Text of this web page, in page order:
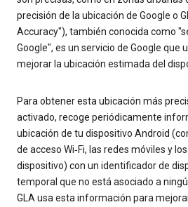
precisión de la ubicación de Google o
Accuracy"), también conocida como
Google", es un servicio de Google que
mejorar la ubicación estimada del
Para obtener esta ubicación más
activado, recoge periódicamente
ubicación de tu dispositivo Android
de acceso Wi‐Fi, las redes móviles y
dispositivo) con un identificador de
temporal que no está asociado a
GLA usa esta información para